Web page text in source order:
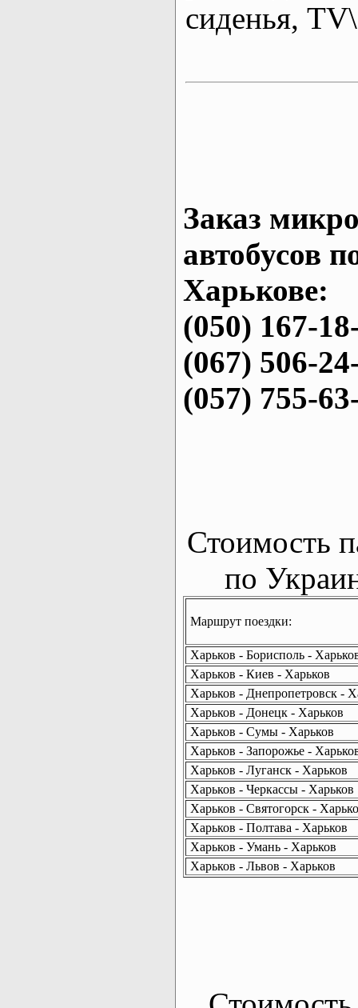
сиденья,
Заказ
автобусов
Харькове:
(050) 167-
(067) 506-
(057) 755-
Стоимость
по
Маршрут поездки:
Харьков - Борисполь -
Харьков - Киев - Харьков
Харьков - Днепропетровск -
Харьков - Донецк - Харьков
Харьков - Сумы - Харьков
Харьков - Запорожье -
Харьков - Луганск - Харьков
Харьков - Черкассы - Харьков
Харьков - Святогорск -
Харьков - Полтава - Харьков
Харьков - Умань - Харьков
Харьков - Львов - Харьков